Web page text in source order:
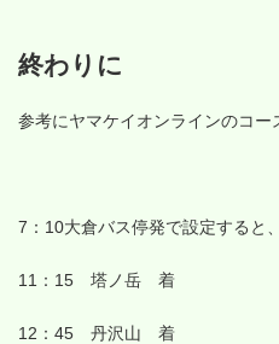
終わりに
参考にヤマケイオンラインのコー
7：10大倉バス停発で設定すると、
11：15 塔ノ岳 着
12：45 丹沢山 着